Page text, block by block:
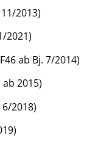
2013)
2021)
ab Bj. 7/2014)
2015)
2018)